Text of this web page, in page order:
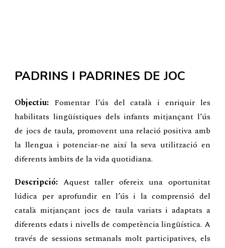
PADRINS I PADRINES DE JOC
Objectiu: Fomentar l’ús del català i enriquir les
habilitats lingüístiques dels infants mitjançant l’ús
de jocs de taula, promovent una relació positiva amb
la llengua i potenciar-ne així la seva utilització en
diferents àmbits de la vida quotidiana.
Descripció: Aquest taller ofereix una oportunitat
lúdica per aprofundir en l’ús i la comprensió del
català mitjançant jocs de taula variats i adaptats a
diferents edats i nivells de competència lingüística. A
través de sessions setmanals molt participatives, els